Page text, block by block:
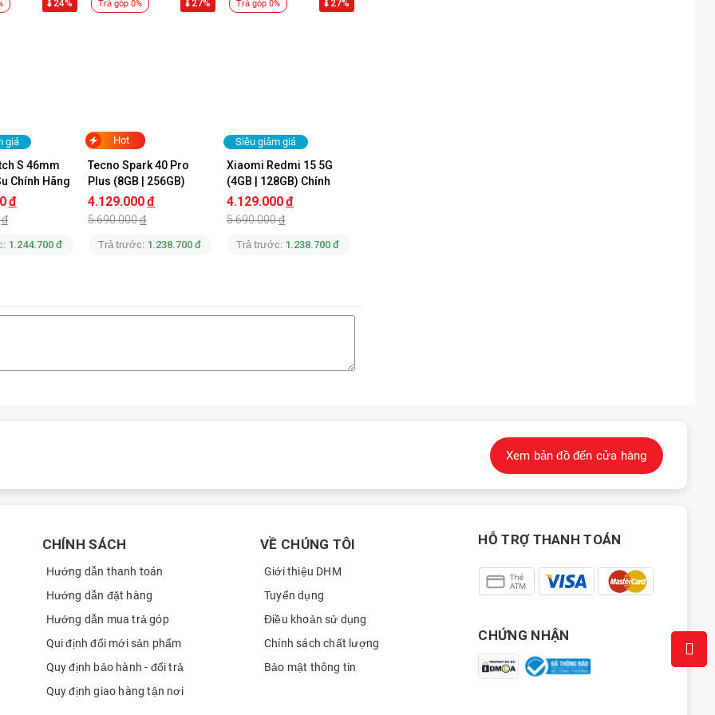
A6c
của OPPO A6c 128GB
và nước IP64
120Hz, hỗ trợ 16.7 triệu màu
trợ mở rộng thẻ nhớ và USB OTG
tự động, camera trước 5MP đủ dùng
mang tên
24%
giá
S 46mm
Chính Hãng
đ
đ
1.244.700 đ
Trả góp 0% 27%
Hot
Tecno Spark 40 Pro
Plus (8GB | 256GB)
Chính Hãng
4.129.000đ
5.690.000đ
Trả trước: 1.238.700 đ
Trả góp 0% 27%
Siêu giảm giá
Xiaomi Redmi 15 5G
(4GB | 128GB) Chính
Hãng
4.129.000đ
5.690.000đ
Trả trước: 1.238.700 đ
Xem bản đồ đến cửa hàng
CHÍNH SÁCH
Hướng dẫn thanh toán
Hướng dẫn đặt hàng
Hướng dẫn mua trả góp
Qui định đổi mới sản phẩm
Quy định bảo hành - đổi trả
Quy định giao hàng tận nơi
VỀ CHÚNG TÔI
Giới thiệu DHM
Tuyển dụng
Điều khoản sử dụng
Chính sách chất lượng
Bảo mật thông tin
HỖ TRỢ THANH TOÁN
CHỨNG NHẬN